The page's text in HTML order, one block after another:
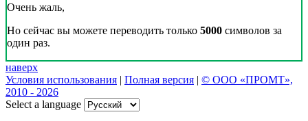
Очень жаль,
Но сейчас вы можете переводить только 5000 символов за
один раз.
наверх
Условия использования | Полная версия | © ООО «ПРОМТ»,
2010 - 2026
Select a language